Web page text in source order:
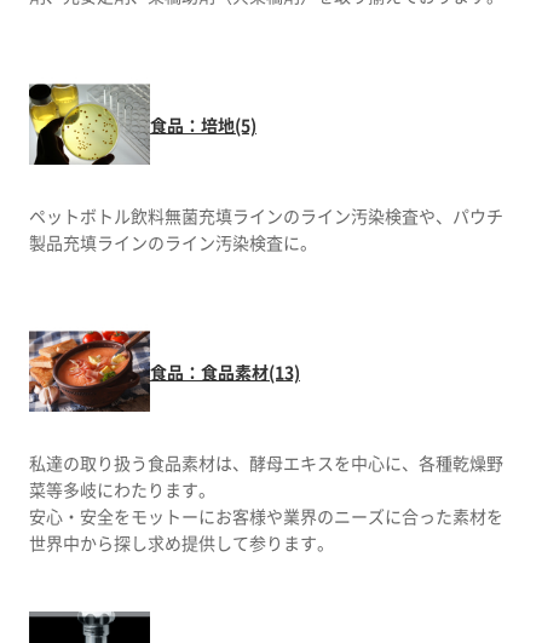
食品：培地(5)
ペットボトル飲料無菌充填ラインのライン汚染検査や、パウチ
製品充填ラインのライン汚染検査に。
食品：食品素材(13)
私達の取り扱う食品素材は、酵母エキスを中心に、各種乾燥野
菜等多岐にわたります。
安心・安全をモットーにお客様や業界のニーズに合った素材を
世界中から探し求め提供して参ります。